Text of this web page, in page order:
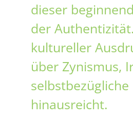
dieser
der
kultureller
über Zynismus,
hinausreicht.